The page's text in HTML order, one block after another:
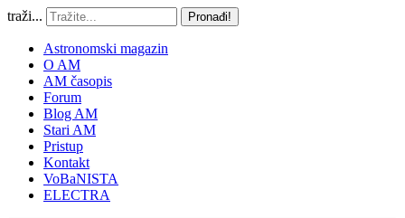
traži... Pronađi!
Astronomski magazin
O AM
AM časopis
Forum
Blog AM
Stari AM
Pristup
Kontakt
VoBaNISTA
ELECTRA